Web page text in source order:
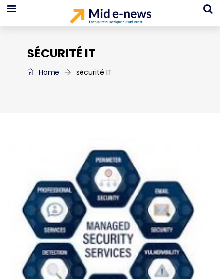
SÉCURITÉ IT
Home sécurité IT